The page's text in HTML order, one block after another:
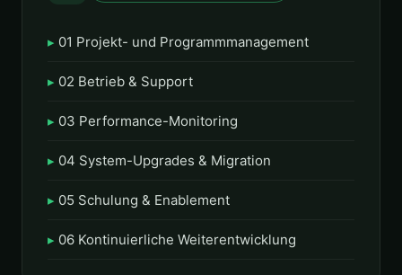
01 Projekt- und Programmmanagement
02 Betrieb & Support
03 Performance-Monitoring
04 System-Upgrades & Migration
05 Schulung & Enablement
06 Kontinuierliche Weiterentwicklung